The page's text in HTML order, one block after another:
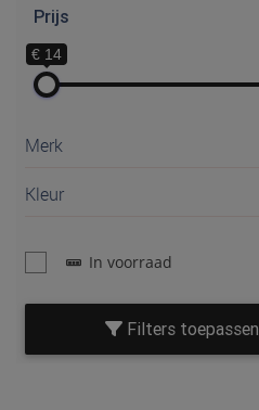
Prijs
€ 14
Merk
Kleur
In voorraad
Filters toepassen